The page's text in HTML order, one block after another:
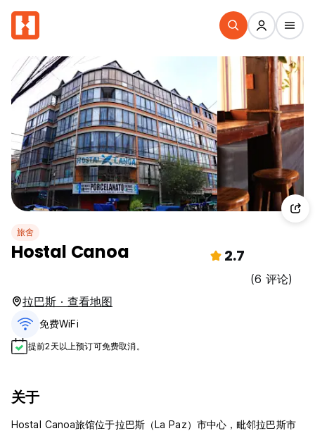
旅舍
Hostal Canoa 2.7
(6 评论)
拉巴斯 · 查看地图
免费WiFi
提前2天以上预订可免费取消。
关于
Hostal Canoa旅馆位于拉巴斯（La Paz）市中心，毗邻拉巴斯市